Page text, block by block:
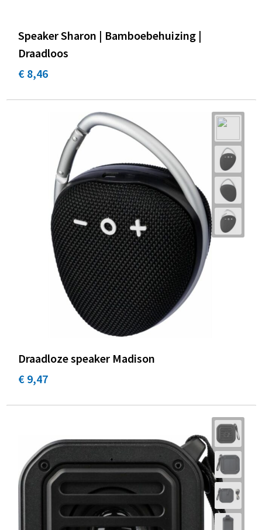
Speaker Sharon | Bamboebehuizing |
Draadloos
€ 8,46
Draadloze speaker Madison
€ 9,47